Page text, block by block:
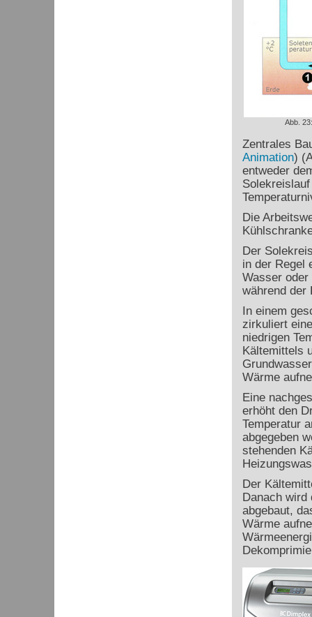
Abb.
Zentrales
Animation)
entweder
Die
Der
in der Regel
Wasser
während der
In einem
zirkuliert
niedrigen
Kältemittels
Wärme
Eine
erhöht den
Temperatur
abgegeben
stehenden
Der
Danach
abgebaut,
Wärme